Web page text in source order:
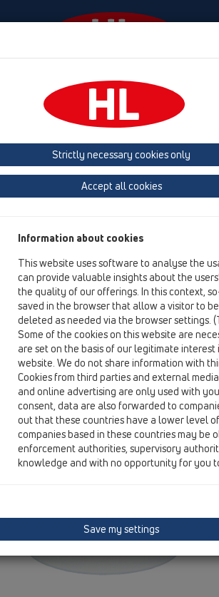
HL-House
HL66 HL66.4
přehled produktů
Mřížky
HL66
HL66.4
HL66.4
Nástavec d 145mm/plast
Strictly necessary cookies only
Accept all cookies
Information about cookies
This website uses software to analyse the
can provide valuable insights about the
the quality of our offerings. In this context,
saved in the browser that allow a visitor to
deleted as needed via the browser settings.
Some of the cookies on this website are
are set on the basis of our legitimate
website. We do not share information with
Cookies from third parties and external
and online advertising are only used with
consent, data are also forwarded to
out that these countries have a lower level
companies based in these countries may
enforcement authorities, supervisory
knowledge and with no opportunity for you
Save my settings